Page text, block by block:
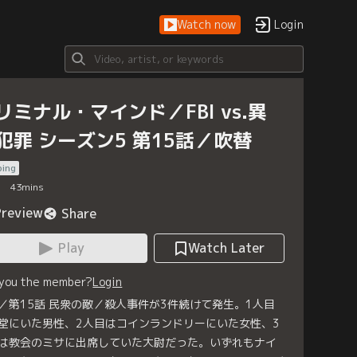
Watch now Login
ミナル・マインド／FBI vs.異
罪 シーズン5 第15話／吹替
43mins
Share
Play
Watch Later
the member?Login
第15話 民衆の敵／殺人事件が3件続けて発生。1人目
にいた男性、2人目はコインランドリーにいた女性、3
教会のミサに出席していた大尉だった。いずれもナイ